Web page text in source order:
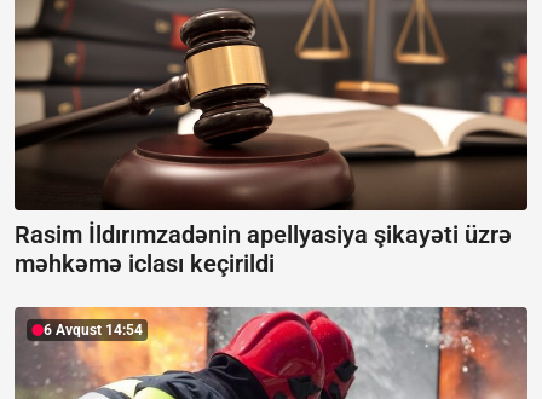
Rasim İldırımzadənin apellyasiya şikayəti üzrə
məhkəmə iclası keçirildi
6 Avqust 14:54